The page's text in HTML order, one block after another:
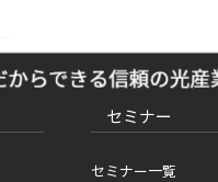
セミナー
セミナー一覧